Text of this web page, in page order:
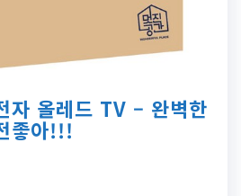
자 올레드 TV – 완벽한
좋아!!!